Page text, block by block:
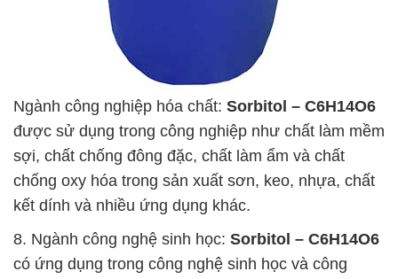
Ngành công nghiệp hóa chất: Sorbitol – C6H14O6
được sử dụng trong công nghiệp như chất làm mềm
sợi, chất chống đông đặc, chất làm ẩm và chất
chống oxy hóa trong sản xuất sơn, keo, nhựa, chất
kết dính và nhiều ứng dụng khác.
8. Ngành công nghệ sinh học: Sorbitol – C6H14O6
có ứng dụng trong công nghệ sinh học và công